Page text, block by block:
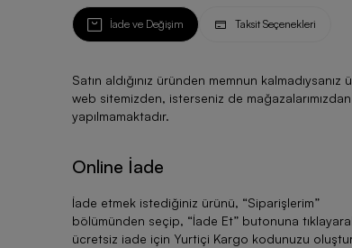
İade ve Değişim Taksit Seçenekleri
Satın aldığınız üründen memnun
web sitemizden, isterseniz de
yapılmamaktadır.
Online İade
İade etmek istediğiniz ürünü, “Siparişlerim”
bölümünden seçip, “İade Et” butonuna
ücretsiz iade için Yurtiçi Kargo kodunuzu